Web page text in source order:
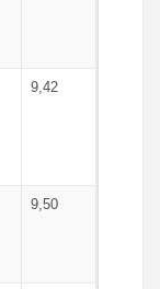
9,42
9,50